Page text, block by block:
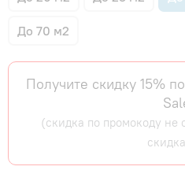
До 70 м2
Получите скидку 15%
(скидка по промокоду не